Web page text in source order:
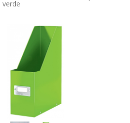
verde